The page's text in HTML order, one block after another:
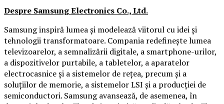
Despre Samsung Electronics Co., Ltd.
Samsung inspiră lumea și modelează viitorul cu idei și
tehnologii transformatoare. Compania redefinește lumea
televizoarelor, a semnalizării digitale, a smartphone-urilor,
a dispozitivelor purtabile, a tabletelor, a aparatelor
electrocasnice și a sistemelor de rețea, precum și a
soluțiilor de memorie, a sistemelor LSI și a producției de
semiconductori. Samsung avansează, de asemenea, în